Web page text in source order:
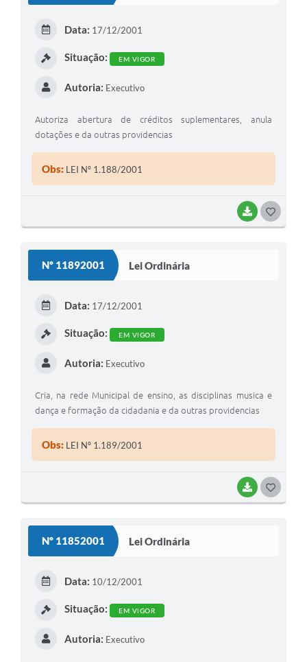
BAIXAR
Data: 17/12/2001
Situação: EM VIGOR
Autoria: Executivo
Autoriza abertura de créditos suplementares, anula
dotações e da outras providencias
Obs: LEI Nº 1.188/2001
Nº 11892001 Lei Ordinária
BAIXAR
Data: 17/12/2001
Situação: EM VIGOR
Autoria: Executivo
Cria, na rede Municipal de ensino, as disciplinas musica e
dança e formação da cidadania e da outras providencias
Obs: LEI Nº 1.189/2001
Nº 11852001 Lei Ordinária
Data: 10/12/2001
Situação: EM VIGOR
Autoria: Executivo